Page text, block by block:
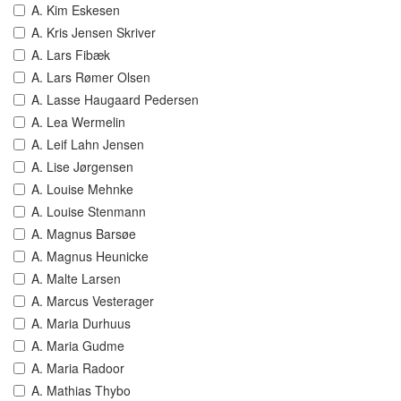
A. Kim Eskesen
A. Kris Jensen Skriver
A. Lars Fibæk
A. Lars Rømer Olsen
A. Lasse Haugaard Pedersen
A. Lea Wermelin
A. Leif Lahn Jensen
A. Lise Jørgensen
A. Louise Mehnke
A. Louise Stenmann
A. Magnus Barsøe
A. Magnus Heunicke
A. Malte Larsen
A. Marcus Vesterager
A. Maria Durhuus
A. Maria Gudme
A. Maria Radoor
A. Mathias Thybo